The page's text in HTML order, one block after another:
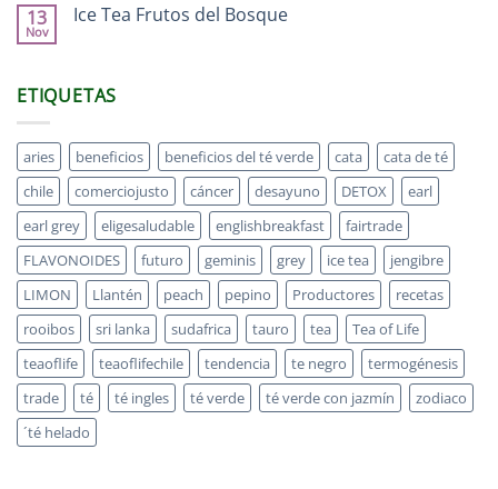
13
Nov
Ice Tea Frutos del Bosque
ETIQUETAS
aries beneficios beneficios del té verde cata
cata de té
chile
comerciojusto cáncer desayuno DETOX
earl
earl grey
eligesaludable englishbreakfast
fairtrade
FLAVONOIDES
futuro geminis grey ice tea
jengibre
LIMON
Llantén peach pepino Productores
recetas
rooibos
sri lanka sudafrica tauro tea
Tea of Life
teaoflife
teaoflifechile tendencia te negro
termogénesis
trade
té té ingles té verde té verde con jazmín
zodiaco
´té helado